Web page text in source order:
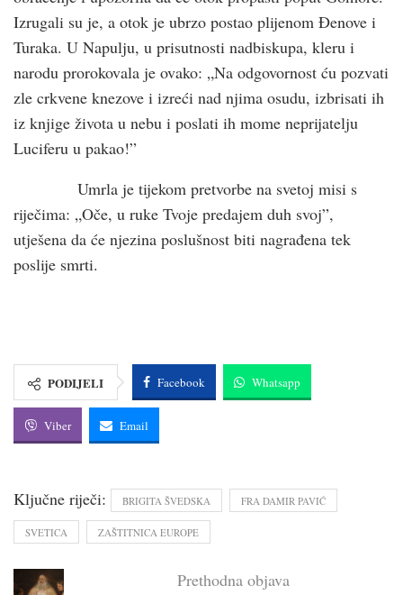
Izrugali su je, a otok je ubrzo postao plijenom Đenove i
Turaka. U Napulju, u prisutnosti nadbiskupa, kleru i
narodu prorokovala je ovako: „Na odgovornost ću pozvati
zle crkvene knezove i izreći nad njima osudu, izbrisati ih
iz knjige života u nebu i poslati ih mome neprijatelju
Luciferu u pakao!”
Umrla je tijekom pretvorbe na svetoj misi s
riječima: „Oče, u ruke Tvoje predajem duh svoj”,
utješena da će njezina poslušnost biti nagrađena tek
poslije smrti.
PODIJELI Facebook Whatsapp
Viber Email
Ključne riječi: BRIGITA ŠVEDSKA FRA DAMIR PAVIĆ
SVETICA ZAŠTITNICA EUROPE
Prethodna objava